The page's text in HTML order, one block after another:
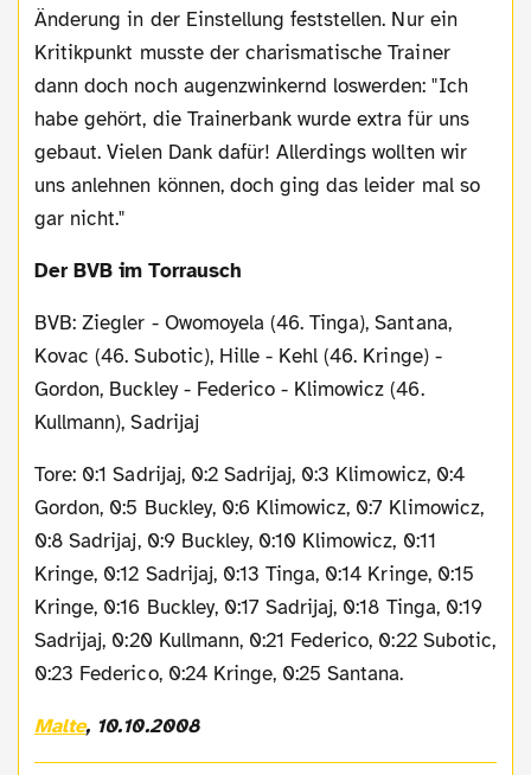
Änderung in der Einstellung feststellen. Nur ein
Kritikpunkt musste der charismatische Trainer
dann doch noch augenzwinkernd loswerden: "Ich
habe gehört, die Trainerbank wurde extra für uns
gebaut. Vielen Dank dafür! Allerdings wollten wir
uns anlehnen können, doch ging das leider mal so
gar nicht."
Der BVB im Torrausch
BVB: Ziegler - Owomoyela (46. Tinga), Santana,
Kovac (46. Subotic), Hille - Kehl (46. Kringe) -
Gordon, Buckley - Federico - Klimowicz (46.
Kullmann), Sadrijaj
Tore: 0:1 Sadrijaj, 0:2 Sadrijaj, 0:3 Klimowicz, 0:4
Gordon, 0:5 Buckley, 0:6 Klimowicz, 0:7 Klimowicz,
0:8 Sadrijaj, 0:9 Buckley, 0:10 Klimowicz, 0:11
Kringe, 0:12 Sadrijaj, 0:13 Tinga, 0:14 Kringe, 0:15
Kringe, 0:16 Buckley, 0:17 Sadrijaj, 0:18 Tinga, 0:19
Sadrijaj, 0:20 Kullmann, 0:21 Federico, 0:22 Subotic,
0:23 Federico, 0:24 Kringe, 0:25 Santana.
Malte, 10.10.2008